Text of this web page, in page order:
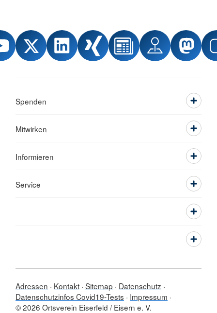
Spenden
Mitwirken
Informieren
Service
Adressen Kontakt Sitemap
Datenschutz
Datenschutzinfos Covid19-Tests
Impressum
© 2026 Ortsverein Eiserfeld / Eisern e. V.